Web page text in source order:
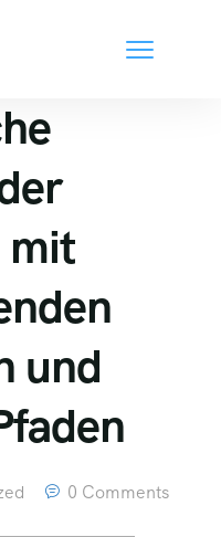
mit
und
0 Comments